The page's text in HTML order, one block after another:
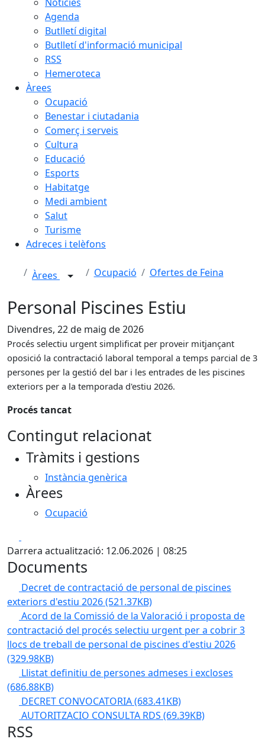
Agenda
Butlletí digital
Butlletí d'informació municipal
RSS
Hemeroteca
Àrees
Ocupació
Benestar i ciutadania
Comerç i serveis
Cultura
Educació
Esports
Habitatge
Medi ambient
Salut
Turisme
Adreces i telèfons
Àrees Ocupació Ofertes de Feina
Personal Piscines Estiu
Divendres, 22 de maig de 2026
Procés selectiu urgent simplificat per proveir mitjançant
oposició la contractació laboral temporal a temps parcial de 3
persones per la gestió del bar i les entrades de les piscines
exteriors per a la temporada d'estiu 2026.
Procés tancat
Contingut relacionat
Tràmits i gestions
Instància genèrica
Àrees
Ocupació
Darrera actualització: 12.06.2026 | 08:25
Documents
Decret de contractació de personal de piscines
exteriors d'estiu 2026(521.37KB)
Acord de la Comissió de la Valoració i proposta de
contractació del procés selectiu urgent per a cobrir 3
llocs de treball de personal de piscines d'estiu 2026
(329.98KB)
Llistat definitiu de persones admeses i excloses
(686.88KB)
DECRET CONVOCATORIA(683.41KB)
AUTORITZACIO CONSULTA RDS (69.39KB)
RSS